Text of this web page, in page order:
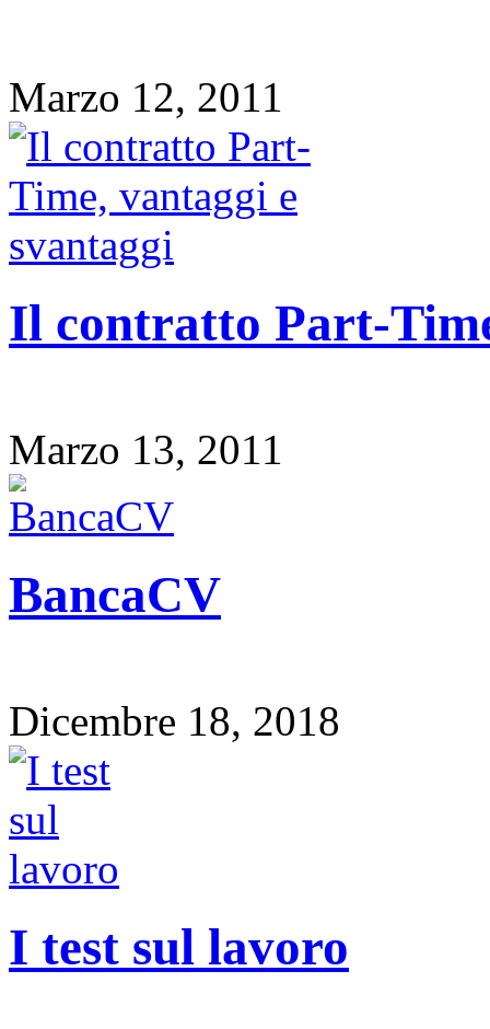
Marzo 12, 2011
Il contratto Part-
Marzo 13, 2011
BancaCV
Dicembre 18, 2018
I test sul lavoro